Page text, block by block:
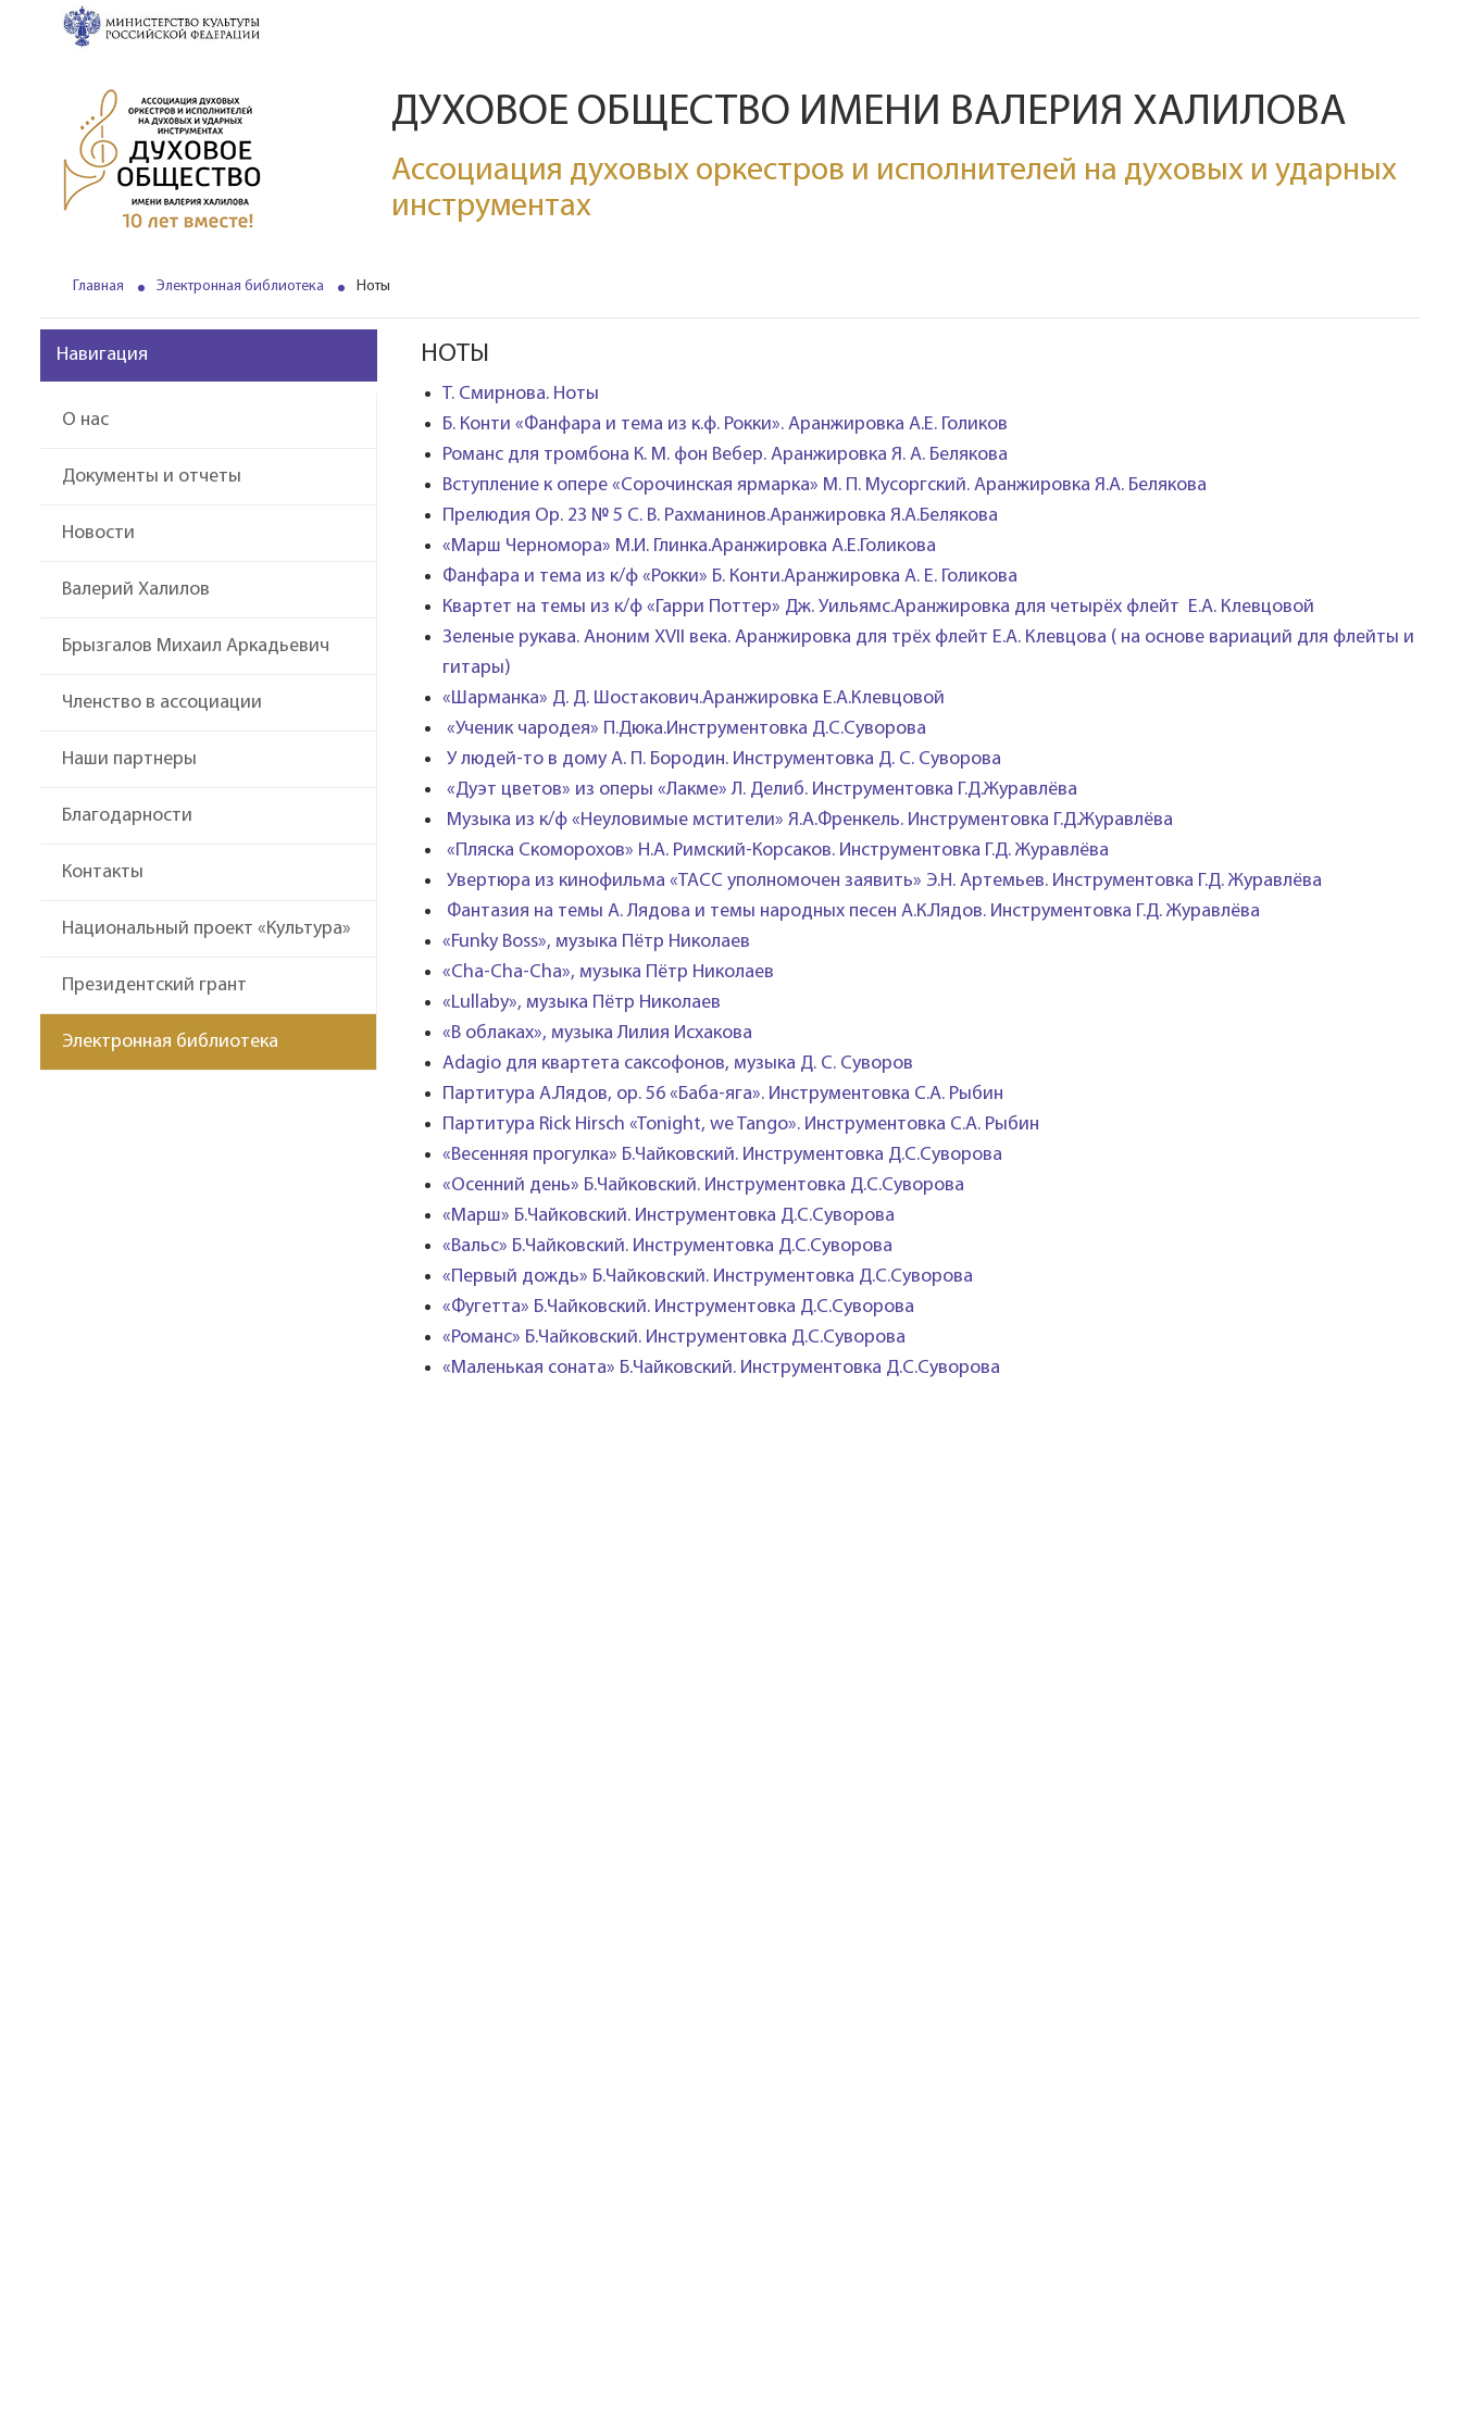
ДУХОВОЕ ОБЩЕСТВО ИМЕНИ ВАЛЕРИЯ ХАЛИЛОВА
Ассоциация духовых оркестров и исполнителей на духовых и ударных
инструментах
Главная Электронная библиотека Ноты
Навигация
О нас
Документы и отчеты
Новости
Валерий Халилов
Брызгалов Михаил Аркадьевич
Членство в ассоциации
Наши партнеры
Благодарности
Контакты
Национальный проект «Культура»
Президентский грант
Электронная библиотека
НОТЫ
Т. Смирнова. Ноты
Б. Конти «Фанфара и тема из к.ф. Рокки». Аранжировка А.Е. Голиков
Романс для тромбона К. М. фон Вебер. Аранжировка Я. А. Белякова
Вступление к опере «Сорочинская ярмарка» М. П. Мусоргский. Аранжировка Я.А. Белякова
Прелюдия Ор. 23 № 5 С. В. Рахманинов.Аранжировка Я.А.Белякова
«Марш Черномора» М.И. Глинка.Аранжировка А.Е.Голикова
Фанфара и тема из к/ф «Рокки» Б. Конти.Аранжировка А. Е. Голикова
Квартет на темы из к/ф «Гарри Поттер» Дж. Уильямс.Аранжировка для четырёх флейт Е.А. Клевцовой
Зеленые рукава. Аноним XVII века. Аранжировка для трёх флейт Е.А. Клевцова ( на основе вариаций для флейты и
гитары)
«Шарманка» Д. Д. Шостакович.Аранжировка Е.А.Клевцовой
«Ученик чародея» П.Дюка.Инструментовка Д.С.Суворова
У людей-то в дому А. П. Бородин. Инструментовка Д. С. Суворова
«Дуэт цветов» из оперы «Лакме» Л. Делиб. Инструментовка Г.Д.Журавлёва
Музыка из к/ф «Неуловимые мстители» Я.А.Френкель. Инструментовка Г.Д.Журавлёва
«Пляска Скоморохов» Н.А. Римский-Корсаков. Инструментовка Г.Д. Журавлёва
Увертюра из кинофильма «ТАСС уполномочен заявить» Э.Н. Артемьев. Инструментовка Г.Д. Журавлёва
Фантазия на темы А. Лядова и темы народных песен А.К.Лядов. Инструментовка Г.Д. Журавлёва
«Funky Boss», музыка Пётр Николаев
«Cha-Cha-Cha», музыка Пётр Николаев
«Lullaby», музыка Пётр Николаев
«В облаках», музыка Лилия Исхакова
Adagio для квартета саксофонов, музыка Д. С. Суворов
Партитура А.Лядов, ор. 56 «Баба-яга». Инструментовка С.А. Рыбин
Партитура Rick Hirsch «Tonight, we Tango». Инструментовка С.А. Рыбин
«Весенняя прогулка» Б.Чайковский. Инструментовка Д.С.Суворова
«Осенний день» Б.Чайковский. Инструментовка Д.С.Суворова
«Марш» Б.Чайковский. Инструментовка Д.С.Суворова
«Вальс» Б.Чайковский. Инструментовка Д.С.Суворова
«Первый дождь» Б.Чайковский. Инструментовка Д.С.Суворова
«Фугетта» Б.Чайковский. Инструментовка Д.С.Суворова
«Романс» Б.Чайковский. Инструментовка Д.С.Суворова
«Маленькая соната» Б.Чайковский. Инструментовка Д.С.Суворова